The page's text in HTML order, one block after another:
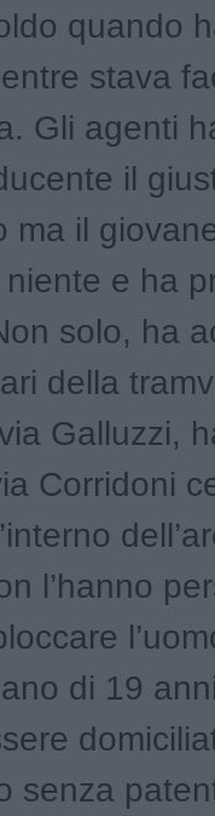
quando
stava
Gli agenti
il
ma il
e ha
solo, ha
della
Galluzzi,
Corridoni
l’hanno
di 19
senza